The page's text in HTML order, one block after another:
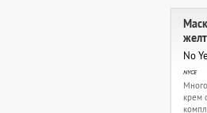
No
NYCE
крем